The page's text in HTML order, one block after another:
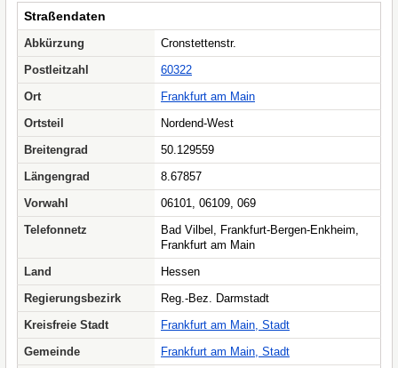
Straßendaten
Abkürzung
Cronstettenstr.
Postleitzahl
60322
Ort
Frankfurt am Main
Ortsteil
Nordend-West
Breitengrad
50.129559
Längengrad
8.67857
Vorwahl
06101, 06109, 069
Telefonnetz
Bad Vilbel, Frankfurt-Bergen-Enkheim,
Frankfurt am Main
Land
Hessen
Regierungsbezirk
Reg.-Bez. Darmstadt
Kreisfreie Stadt
Frankfurt am Main, Stadt
Gemeinde
Frankfurt am Main, Stadt